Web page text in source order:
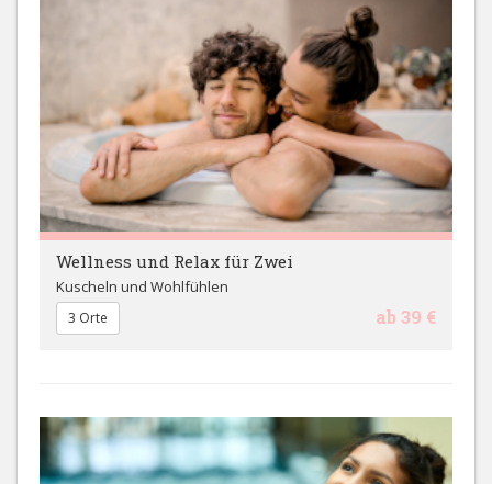
Wellness und Relax für Zwei
Kuscheln und Wohlfühlen
ab 39 €
3 Orte